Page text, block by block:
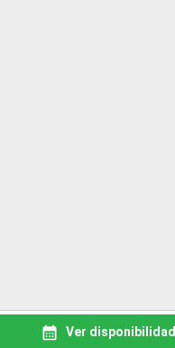
Ver disponibilidad